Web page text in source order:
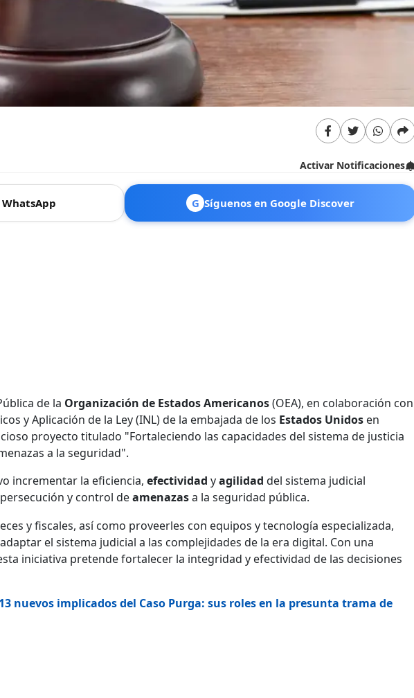
Activar Notificaciones
G Síguenos en Google Discover
de la Organización de Estados Americanos(OEA), en colaboración con
y Aplicación de la Ley (INL) de la embajada de los Estados Unidos en
proyecto titulado "Fortaleciendo las capacidades del sistema de justicia
a la seguridad".
incrementar la eficiencia, efectividad yagilidad del sistema judicial
y control deamenazasa la seguridad pública.
y fiscales, así como proveerles con equipos y tecnología especializada,
el sistema judicial a las complejidades de la era digital. Con una
iniciativa pretende fortalecer la integridad y efectividad de las decisiones
nuevos implicados del Caso Purga: sus roles en la presunta trama de